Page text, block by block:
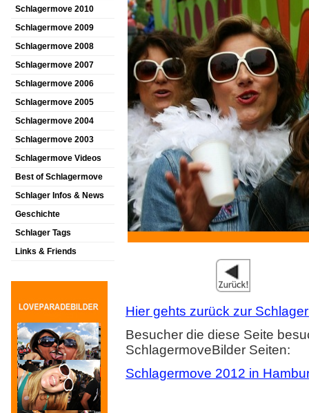
Schlagermove 2010
Schlagermove 2009
Schlagermove 2008
Schlagermove 2007
Schlagermove 2006
Schlagermove 2005
Schlagermove 2004
Schlagermove 2003
Schlagermove Videos
Best of Schlagermove
Schlager Infos & News
Geschichte
Schlager Tags
Links & Friends
Hier gehts zurück zur
Besucher die diese Seite
SchlagermoveBilder Seiten:
Schlagermove 2012 in